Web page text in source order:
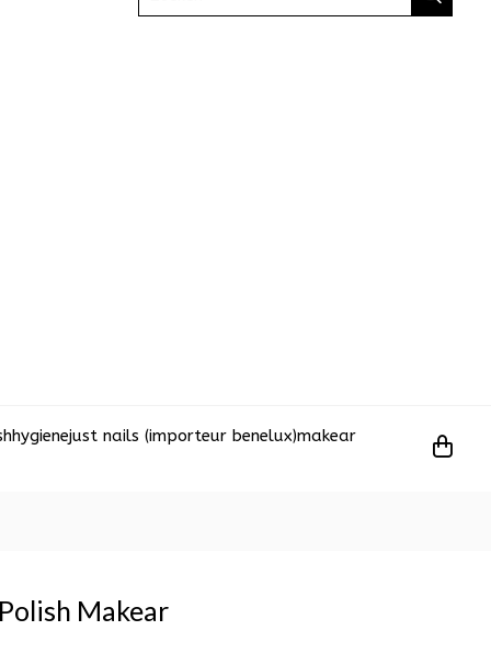
hygienejust nails (importeur benelux)makear
Makear